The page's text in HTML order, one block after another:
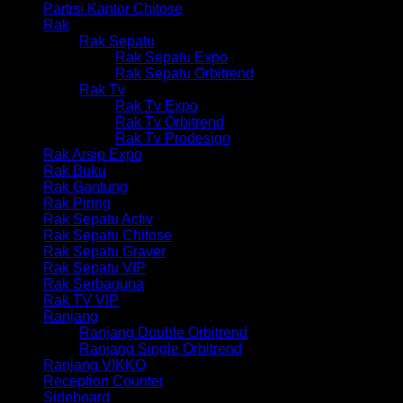
Partisi Kantor Chitose
Rak
Rak Sepatu
Rak Sepatu Expo
Rak Sepatu Orbitrend
Rak Tv
Rak Tv Expo
Rak Tv Orbitrend
Rak Tv Prodesign
Rak Arsip Expo
Rak Buku
Rak Gantung
Rak Piring
Rak Sepatu Activ
Rak Sepatu Chitose
Rak Sepatu Graver
Rak Sepatu VIP
Rak Serbaguna
Rak TV VIP
Ranjang
Ranjang Double Orbitrend
Ranjang Single Orbitrend
Ranjang VIKKO
Reception Counter
Sideboard